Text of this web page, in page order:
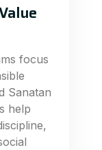
focus
Sanatan
help